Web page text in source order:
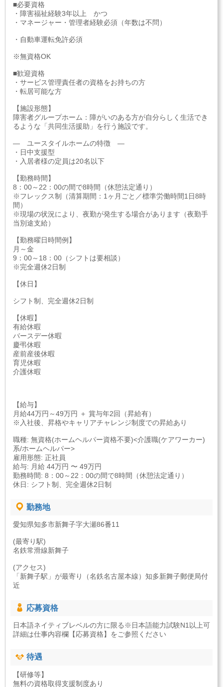
■必要資格
・障害福祉経験3年以上 かつ
・マネージャー・管理者経験必須（年数は不問）
・自動車運転免許必須
※無資格OK
■歓迎資格
・サービス管理責任者の資格をお持ちの方
・転居可能な方
【施設形態】
障害者グループホーム：障がいのある方が自分らしく生活でき
るような「共同生活援助」を行う施設です。
― ユースタイルホームの特徴 ―
・日中支援型
・入居者様の定員は20名以下
【勤務時間】
8：00～22：00の間で8時間（休憩法定通り）
※フレックス制（清算期間：1ヶ月ごと／標準労働時間1日8時
間）
※現場の状況により、夜勤が発生する場合があります（夜勤手
当別途支給）
【勤務曜日時間例】
月～金
9：00～18：00（シフトは要相談）
※完全週休2日制
【休日】
シフト制、完全週休2日制
【休暇】
有給休暇
バースデー休暇
慶弔休暇
産前産後休暇
育児休暇
介護休暇
【給与】
月給44万円～49万円 ＋ 賞与年2回（昇給有）
※入社後、昇格やキャリアチャレンジ制度での昇給あり
職種: 無資格(ホームヘルパー資格不要)<介護職(ケアワーカー)
系/ホームヘルパー>
雇用形態: 正社員
給与: 月給 44万円 〜 49万円
勤務時間: 8：00～22：00の間で8時間（休憩法定通り）
休日: シフト制、完全週休2日制
勤務地
愛知県知多市新舞子字大瀬86番11
(最寄り駅)
名鉄常滑線新舞子
(アクセス)
「新舞子駅」が最寄り（名鉄名古屋本線）知多新舞子郵便局付
近
応募資格
日本語ネイティブレベルの方に限る※日本語能力試験N1以上可
詳細は仕事内容欄【応募資格】をご参照ください
待遇
【研修等】
無料の資格取得支援制度あり